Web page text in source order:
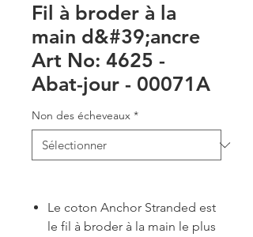
Fil à broder à la
main d&#39;ancre
Art No: 4625 -
Abat-jour - 00071A
Non des écheveaux *
Le coton Anchor Stranded est
le fil à broder à la main le plus